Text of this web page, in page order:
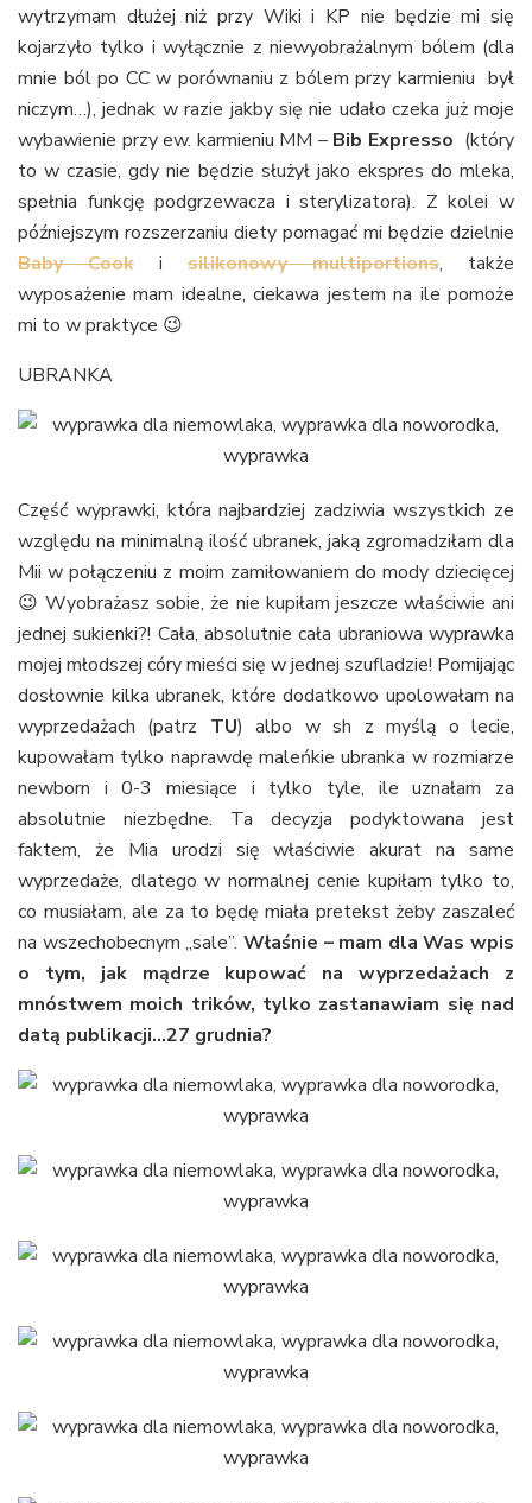
wytrzymam dłużej niż przy Wiki i KP nie będzie mi się
kojarzyło tylko i wyłącznie z niewyobrażalnym bólem (dla
mnie ból po CC w porównaniu z bólem przy karmieniu był
niczym…), jednak w razie jakby się nie udało czeka już moje
wybawienie przy ew. karmieniu MM – Bib Expresso (który
to w czasie, gdy nie będzie służył jako ekspres do mleka,
spełnia funkcję podgrzewacza i sterylizatora). Z kolei w
późniejszym rozszerzaniu diety pomagać mi będzie dzielnie
Baby Cook i silikonowy multiportions, także
wyposażenie mam idealne, ciekawa jestem na ile pomoże
mi to w praktyce 😉
UBRANKA
Część wyprawki, która najbardziej zadziwia wszystkich ze
względu na minimalną ilość ubranek, jaką zgromadziłam dla
Mii w połączeniu z moim zamiłowaniem do mody dziecięcej
😉 Wyobrażasz sobie, że nie kupiłam jeszcze właściwie ani
jednej sukienki?! Cała, absolutnie cała ubraniowa wyprawka
mojej młodszej córy mieści się w jednej szufladzie! Pomijając
dosłownie kilka ubranek, które dodatkowo upolowałam na
wyprzedażach (patrz TU) albo w sh z myślą o lecie,
kupowałam tylko naprawdę maleńkie ubranka w rozmiarze
newborn i 0-3 miesiące i tylko tyle, ile uznałam za
absolutnie niezbędne. Ta decyzja podyktowana jest
faktem, że Mia urodzi się właściwie akurat na same
wyprzedaże, dlatego w normalnej cenie kupiłam tylko to,
co musiałam, ale za to będę miała pretekst żeby zaszaleć
na wszechobecnym „sale”. Właśnie – mam dla Was wpis
o tym, jak mądrze kupować na wyprzedażach z
mnóstwem moich trików, tylko zastanawiam się nad
datą publikacji…27 grudnia?